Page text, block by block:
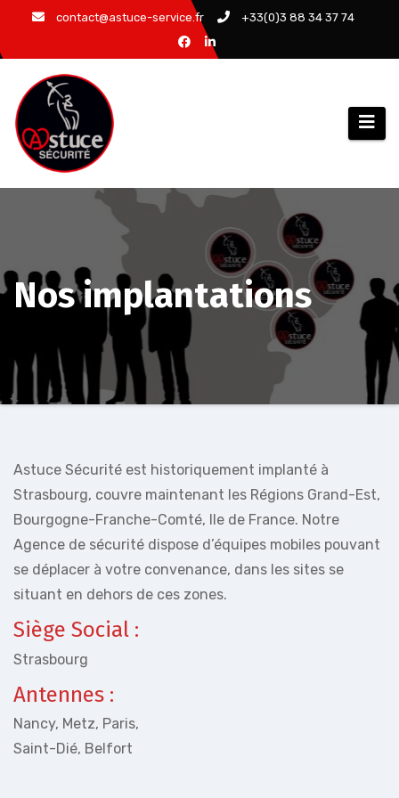
contenu
contact@astuce-service.fr +33(0)3 88 34 37 74
Nos implantations
Astuce Sécurité est historiquement implanté à
Strasbourg, couvre maintenant les Régions Grand-Est,
Bourgogne-Franche-Comté, Ile de France. Notre
Agence de sécurité dispose d’équipes mobiles pouvant
se déplacer à votre convenance, dans les sites se
situant en dehors de ces zones.
Siège Social :
Strasbourg
Antennes :
Nancy, Metz, Paris,
Saint-Dié, Belfort